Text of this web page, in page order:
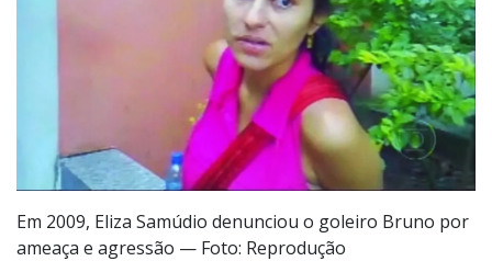
Em 2009, Eliza Samúdio denunciou o goleiro Bruno por
ameaça e agressão — Foto: Reprodução